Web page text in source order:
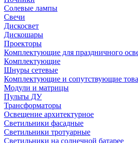
Солевые лампы
Свечи
Дискосвет
Дискошары
Проекторы
Комплектующие для праздничного
Комплектующие
Шнуры сетевые
Комплектующие и сопутствующие
Модули и матрицы
Пульты ДУ
Трансформаторы
Освещение архитектурное
Светильники фасадные
Светильники тротуарные
Светильники на солнечной батарее